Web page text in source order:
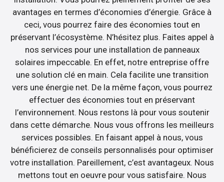
avantages en termes d’économies d’énergie. Grâce à
ceci, vous pourrez faire des économies tout en
préservant l’écosystème. N’hésitez plus. Faites appel à
nos services pour une installation de panneaux
solaires impeccable. En effet, notre entreprise offre
une solution clé en main. Cela facilite une transition
vers une énergie net. De la même façon, vous pourrez
effectuer des économies tout en préservant
l’environnement. Nous restons là pour vous soutenir
dans cette démarche. Nous vous offrons les meilleurs
services possibles. En faisant appel à nous, vous
bénéficierez de conseils personnalisés pour optimiser
votre installation. Pareillement, c’est avantageux. Nous
mettons tout en oeuvre pour vous satisfaire. Nous